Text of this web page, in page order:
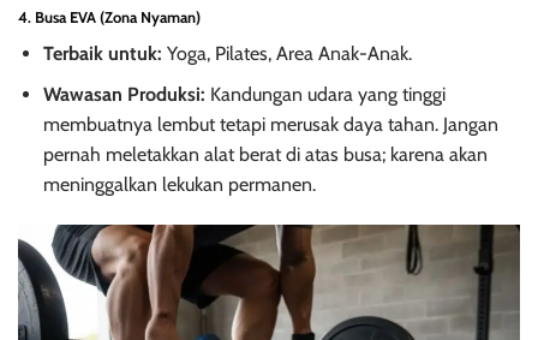
4. Busa EVA (Zona Nyaman)
Terbaik untuk: Yoga, Pilates, Area Anak-Anak.
Wawasan Produksi: Kandungan udara yang tinggi
membuatnya lembut tetapi merusak daya tahan. Jangan
pernah meletakkan alat berat di atas busa; karena akan
meninggalkan lekukan permanen.